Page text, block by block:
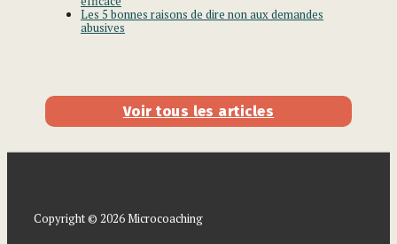
Les 5 bonnes raisons de dire non aux demandes
abusives
Voir tous les articles
Copyright © 2026 Microcoaching